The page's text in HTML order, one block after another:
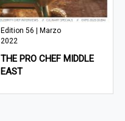
Edition 56 | Marzo
2022
THE PRO CHEF MIDDLE
EAST